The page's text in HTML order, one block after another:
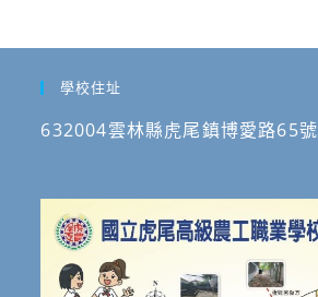
學校住址
632004雲林縣虎尾鎮博愛路65號